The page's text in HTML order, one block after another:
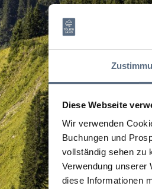
Diese Webseite
Wir verwenden
Buchungen und
vollständig sehen zu
Verwendung unserer
diese Informationen